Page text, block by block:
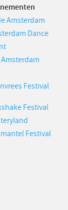
Amsterdam
Dance
Amsterdam
Festival
Festival
Festival